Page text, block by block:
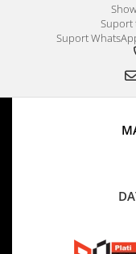
Suport
Suport